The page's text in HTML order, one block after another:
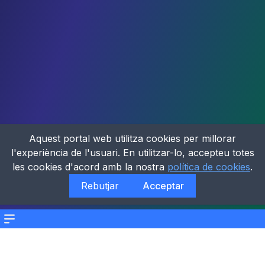
Menu
Aquest portal web utilitza cookies per millorar
l'experiència de l'usuari. En utilitzar-lo, accepteu totes
les cookies d'acord amb la nostra política de cookies.
Rebutjar
Acceptar